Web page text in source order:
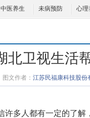
中医养生 未病预防 心理
北卫视生活
图文作者： 江苏民福康科技股份
许多人都有一定的了解